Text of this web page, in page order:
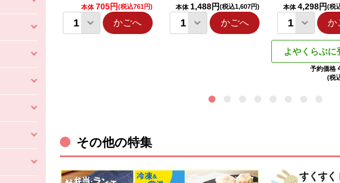
本体 705円(税込761円)
かごへ
本体 1,488円(税込1,607円)
かごへ
本体 4,298円(税
か
よやくらぶに
予約価格
(税
その他の特集